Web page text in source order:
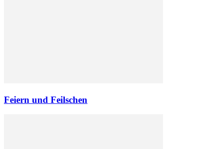
Feiern und Feilschen